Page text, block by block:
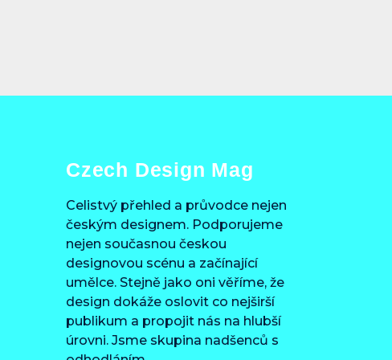
Czech Design Mag
Celistvý přehled a průvodce nejen
českým designem. Podporujeme
nejen současnou českou
designovou scénu a začínající
umělce. Stejně jako oni věříme, že
design dokáže oslovit co nejširší
publikum a propojit nás na hlubší
úrovni. Jsme skupina nadšenců s